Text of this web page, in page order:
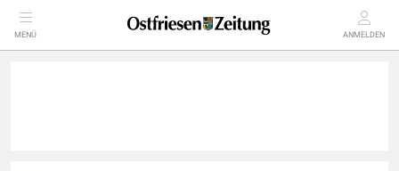
MENÜ ANMELDEN